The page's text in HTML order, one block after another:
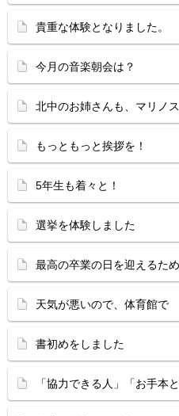
貴重な体験となりました。
今月の音楽朝会は？
北中のお姉さんも、マリノ
もっともっと挨拶を！
5年生も着々と！
選挙を体験しました
最高の卒業の日を迎えるた
天気が悪いので、体育館で
書初めをしました
「協力できる人」「お手本